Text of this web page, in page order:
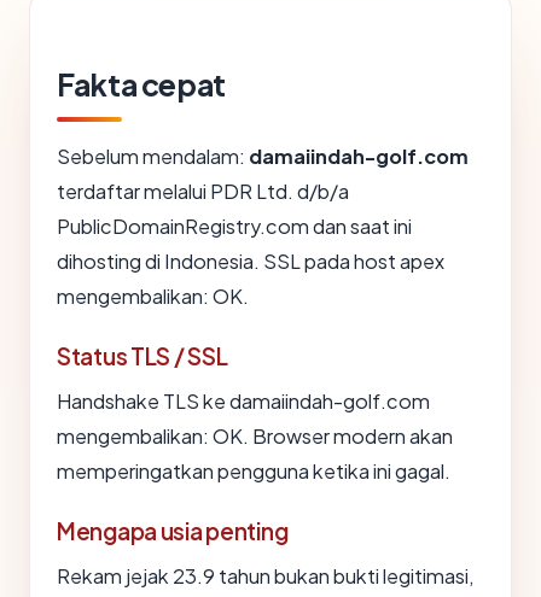
Fakta cepat
Sebelum mendalam: damaiindah-golf.com
terdaftar melalui PDR Ltd. d/b/a
PublicDomainRegistry.com dan saat ini
dihosting di Indonesia. SSL pada host apex
mengembalikan: OK.
Status TLS / SSL
Handshake TLS ke damaiindah-golf.com
mengembalikan: OK. Browser modern akan
memperingatkan pengguna ketika ini gagal.
Mengapa usia penting
Rekam jejak 23.9 tahun bukan bukti legitimasi,